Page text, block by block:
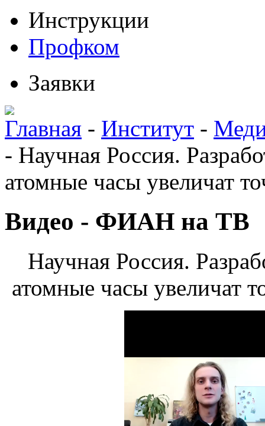
Инструкции
Профком
Заявки
Главная - Институт -
- Научная Россия.
атомные часы увеличат
Видео - ФИАН на ТВ
Научная Россия.
атомные часы увеличат